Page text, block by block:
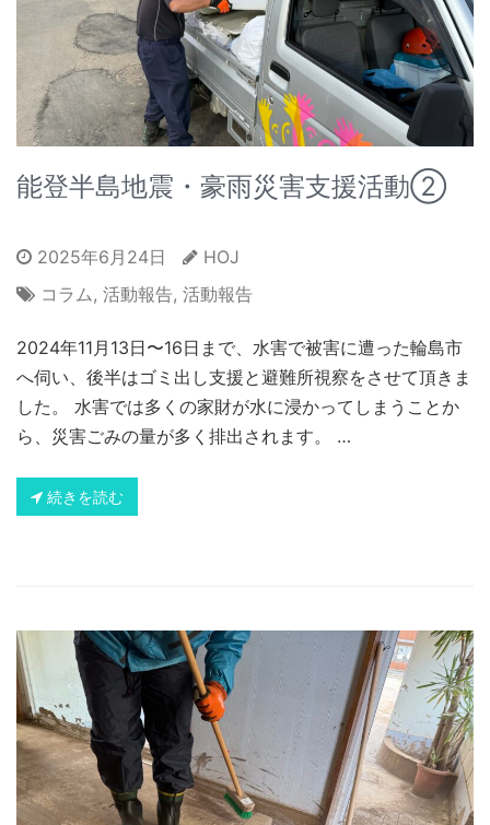
能登半島地震・豪雨災害支援活動②
2025年6月24日
HOJ
コラム , 活動報告, 活動報告
2024年11月13日〜16日まで、水害で被害に遭った輪島市
へ伺い、後半はゴミ出し支援と避難所視察をさせて頂きま
した。 水害では多くの家財が水に浸かってしまうことか
ら、災害ごみの量が多く排出されます。 …
続きを読む